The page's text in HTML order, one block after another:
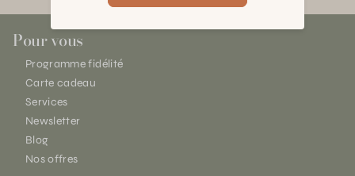
Pour vous
Programme fidélité
Carte cadeau
Services
Newsletter
Blog
Nos offres